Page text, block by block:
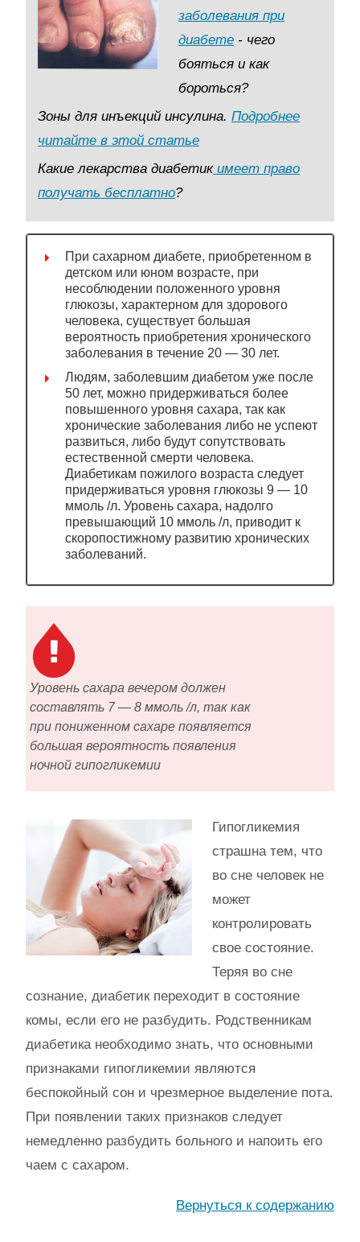
заболевания при
диабете - чего
бояться и как
бороться?
Зоны для инъекций инсулина. Подробнее
читайте в этой статье
Какие лекарства диабетикимеет право
получать бесплатно?
При сахарном диабете, приобретенном в
детском или юном возрасте, при
несоблюдении положенного уровня
глюкозы, характерном для здорового
человека, существует большая
вероятность приобретения хронического
заболевания в течение 20 — 30 лет.
Людям, заболевшим диабетом уже после
50 лет, можно придерживаться более
повышенного уровня сахара, так как
хронические заболевания либо не успеют
развиться, либо будут сопутствовать
естественной смерти человека.
Диабетикам пожилого возраста следует
придерживаться уровня глюкозы 9 — 10
ммоль /л. Уровень сахара, надолго
превышающий 10 ммоль /л, приводит к
скоропостижному развитию хронических
заболеваний.
Уровень сахара вечером должен
составлять 7 — 8 ммоль /л, так как
при пониженном сахаре появляется
большая вероятность появления
ночной гипогликемии
Гипогликемия
страшна тем, что
во сне человек не
может
контролировать
свое состояние.
Теряя во сне
сознание, диабетик переходит в состояние
комы, если его не разбудить. Родственникам
диабетика необходимо знать, что основными
признаками гипогликемии являются
беспокойный сон и чрезмерное выделение пота.
При появлении таких признаков следует
немедленно разбудить больного и напоить его
чаем с сахаром.
Вернуться к содержанию